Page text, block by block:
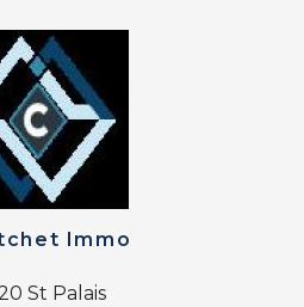
Immo
St Palais